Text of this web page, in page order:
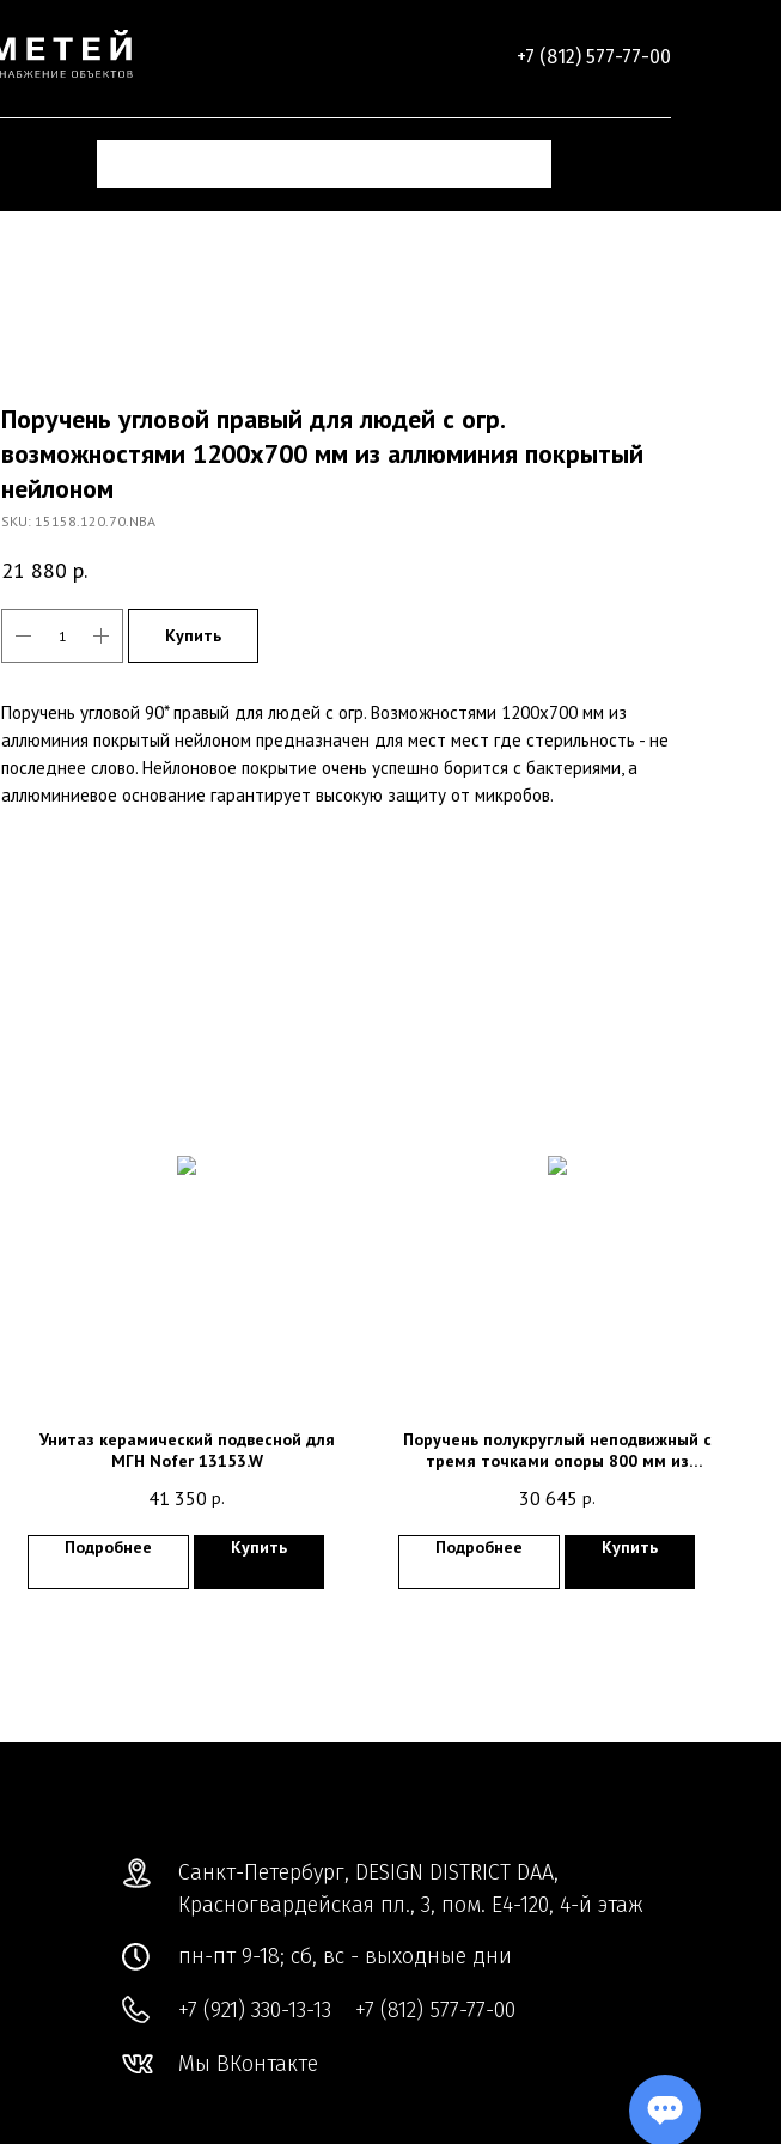
+7 (812) 577-77-00
Поручень угловой правый для людей с огр.
возможностями 1200х700 мм из аллюминия покрытый
нейлоном
SKU: 15158.120.70.NBA
21 880 р.
Купить
Поручень угловой 90* правый для людей с огр. Возможностями 1200х700 мм из
аллюминия покрытый нейлоном предназначен для мест мест где стерильность - не
последнее слово. Нейлоновое покрытие очень успешно борится с бактериями, а
аллюминиевое основание гарантирует высокую защиту от микробов.
Унитаз керамический подвесной для
МГН Nofer 13153.W
41 350 р.
Подробнее Купить
Поручень полукруглый неподвижный с
тремя точками опоры 800 мм из
15047.80.NBA
30 645 р.
Подробнее Купить
Санкт-Петербург, DESIGN DISTRICT DAA,
Красногвардейская пл., 3, пом. Е4-120, 4-й этаж
пн-пт 9-18; сб, вс - выходные дни
+7 (921) 330-13-13 +7 (812) 577-77-00
Мы ВКонтакте